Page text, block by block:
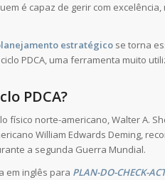
é capaz de gerir com
estratégico se torna
PDCA, uma ferramenta muito
PDCA?
físico norte-americano, Walter A.
William Edwards Deming,
a segunda Guerra Mundial.
em inglês para PLAN-DO-CHECK-ACT